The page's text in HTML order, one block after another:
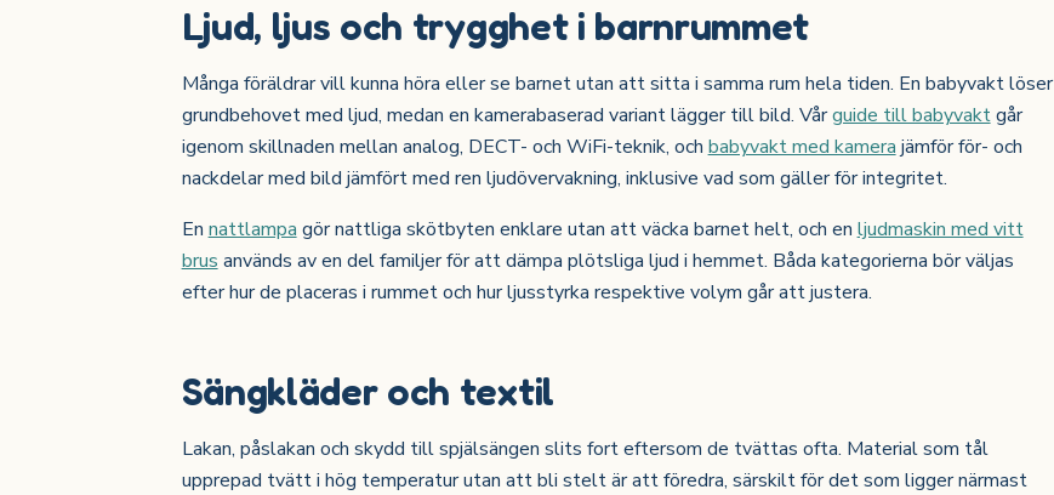
Ljud, ljus och trygghet i barnrummet
Många föräldrar vill kunna höra eller se barnet utan att sitta i samma rum hela tiden. En babyvakt löser
grundbehovet med ljud, medan en kamerabaserad variant lägger till bild. Vårguide till babyvaktgår
igenom skillnaden mellan analog, DECT- och WiFi-teknik, och babyvakt med kamera jämför för- och
nackdelar med bild jämfört med ren ljudövervakning, inklusive vad som gäller för integritet.
En nattlampa gör nattliga skötbyten enklare utan att väcka barnet helt, och en ljudmaskin med vitt
brus används av en del familjer för att dämpa plötsliga ljud i hemmet. Båda kategorierna bör väljas
efter hur de placeras i rummet och hur ljusstyrka respektive volym går att justera.
Sängkläder och textil
Lakan, påslakan och skydd till spjälsängen slits fort eftersom de tvättas ofta. Material som tål
upprepad tvätt i hög temperatur utan att bli stelt är att föredra, särskilt för det som ligger närmast